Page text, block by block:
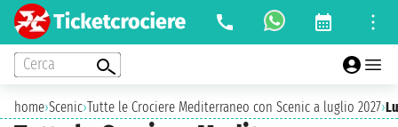
Cerca
home›Scenic›Tutte le Crociere Mediterraneo con Scenic a luglio 2027›